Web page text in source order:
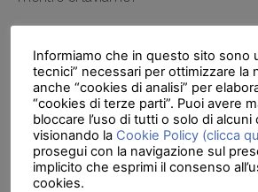
problema, ecco la soluzione
bella cabina doccia con pareti rigide
definitivamente addio agli agguati
viscide e freddoline!
Informiamo che in questo sito sono
tecnici” necessari per ottimizzare la
anche “cookies di analisi” per
“cookies di terze parti”. Puoi avere
bloccare l’uso di tutti o solo di alcuni
visionando la Cookie Policy (clicca
prosegui con la navigazione sul
implicito che esprimi il consenso
cookies.